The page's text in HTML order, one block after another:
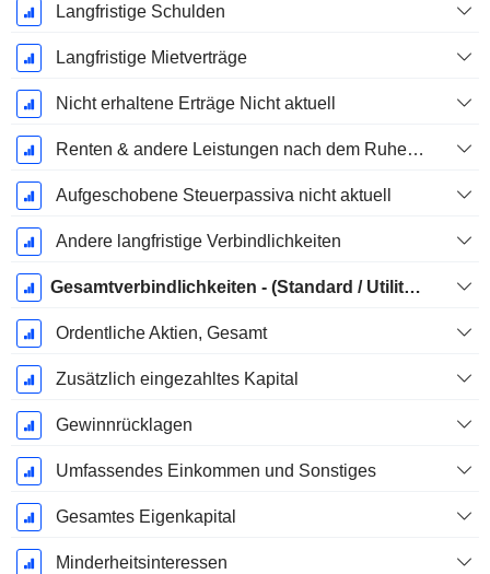
Langfristige Schulden
Langfristige Mietverträge
Nicht erhaltene Erträge Nicht aktuell
Renten & andere Leistungen nach dem Ruhestand
Aufgeschobene Steuerpassiva nicht aktuell
Andere langfristige Verbindlichkeiten
Gesamtverbindlichkeiten - (Standard / Utility Vorlage)
Ordentliche Aktien, Gesamt
Zusätzlich eingezahltes Kapital
Gewinnrücklagen
Umfassendes Einkommen und Sonstiges
Gesamtes Eigenkapital
Minderheitsinteressen